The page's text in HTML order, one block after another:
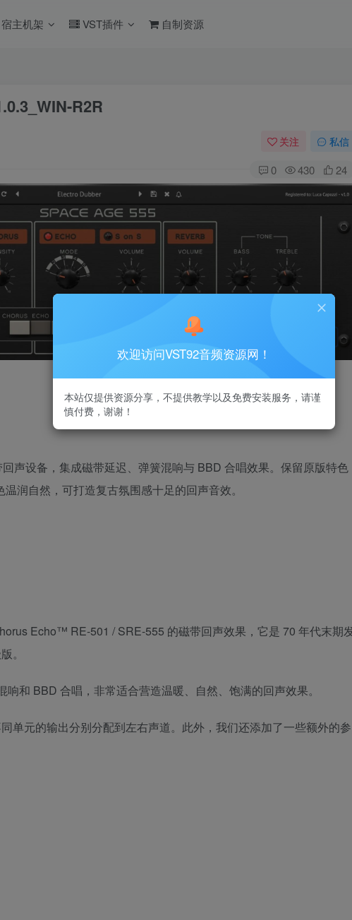
主机架 VST插件 自制资源
R2R
关注 私信
0 430 24
声设备，集成磁带延迟、弹簧混响与 BBD 合唱效果。保留原版特色
润自然，可打造复古氛围感十足的回声音效。
Echo™ RE-501 / SRE-555 的磁带回声效果，它是 70 年代末期
。
和 BBD 合唱，非常适合营造温暖、自然、饱满的回声效果。
单元的输出分别分配到左右声道。此外，我们还添加了一些额外的参
欢迎访问VST92音频资源网！
本站仅提供资源分享，不提供教学以及免费安装服务，请谨
慎付费，谢谢！